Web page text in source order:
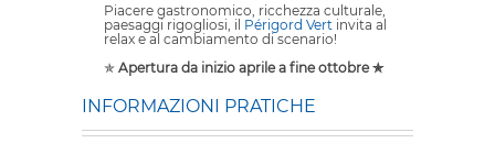
Piacere gastronomico, ricchezza culturale,
paesaggi rigogliosi, il Périgord Vert invita al
relax e al cambiamento di scenario!
✯ Apertura da inizio aprile a fine ottobre ✯
INFORMAZIONI PRATICHE